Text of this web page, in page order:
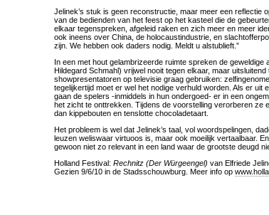
Jelinek’s stuk is geen reconstructie, maar meer een reflectie
van de bedienden van het feest op het kasteel die de
elkaar tegenspreken, afgeleid raken en zich meer en meer
ook ineens over China, de holocaustindustrie, en
zijn. We hebben ook daders nodig. Meldt u alstublieft.”
In een met hout gelambrizeerde ruimte spreken de geweldige
Hildegard Schmahl) vrijwel nooit tegen elkaar, maar
showpresentatoren op televisie graag gebruiken:
tegelijkertijd moet er wel het nodige verhuld worden. Als er uit
gaan de spelers -inmiddels in hun ondergoed- er in een
het zicht te onttrekken. Tijdens de voorstelling verorberen ze
dan kippebouten en tenslotte chocoladetaart.
Het probleem is wel dat Jelinek’s taal, vol woordspelingen,
leuzen weliswaar virtuoos is, maar ook moeilijk vertaalbaar.
gewoon niet zo relevant in een land waar de grootste deugd
Holland Festival: Rechnitz (Der Würgeengel) van Elfriede
Gezien 9/6/10 in de Stadsschouwburg. Meer info op